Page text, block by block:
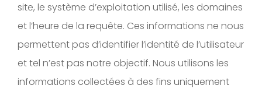
site, le système d’exploitation utilisé, les domaines
et l’heure de la requête. Ces informations ne nous
permettent pas d’identifier l’identité de l’utilisateur
et tel n’est pas notre objectif. Nous utilisons les
informations collectées à des fins uniquement